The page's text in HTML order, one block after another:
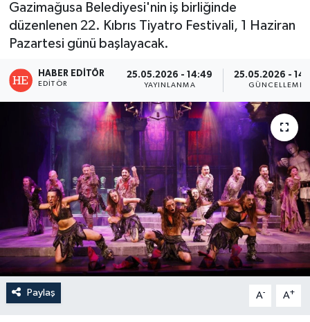
Gazimağusa Belediyesi'nin iş birliğinde
düzenlenen 22. Kıbrıs Tiyatro Festivali, 1 Haziran
Pazartesi günü başlayacak.
HABER EDITÖR
EDITÖR
25.05.2026 - 14:49
YAYINLANMA
25.05.2026 -
GÜNCELLEME
Paylaş A- A+
Haber Arşivi